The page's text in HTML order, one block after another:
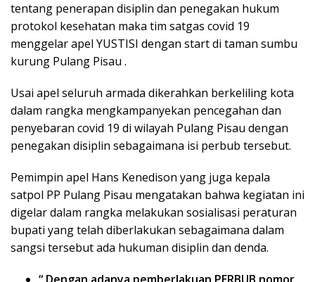
tentang penerapan disiplin dan penegakan hukum
protokol kesehatan maka tim satgas covid 19
menggelar apel YUSTISI dengan start di taman sumbu
kurung Pulang Pisau .
Usai apel seluruh armada dikerahkan berkeliling kota
dalam rangka mengkampanyekan pencegahan dan
penyebaran covid 19 di wilayah Pulang Pisau dengan
penegakan disiplin sebagaimana isi perbub tersebut.
Pemimpin apel Hans Kenedison yang juga kepala
satpol PP Pulang Pisau mengatakan bahwa kegiatan ini
digelar dalam rangka melakukan sosialisasi peraturan
bupati yang telah diberlakukan sebagaimana dalam
sangsi tersebut ada hukuman disiplin dan denda.